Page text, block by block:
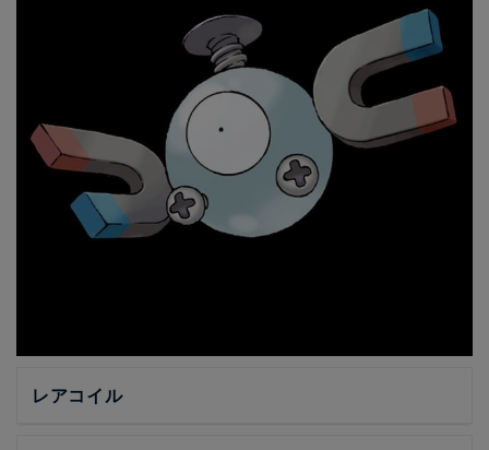
レアコイル